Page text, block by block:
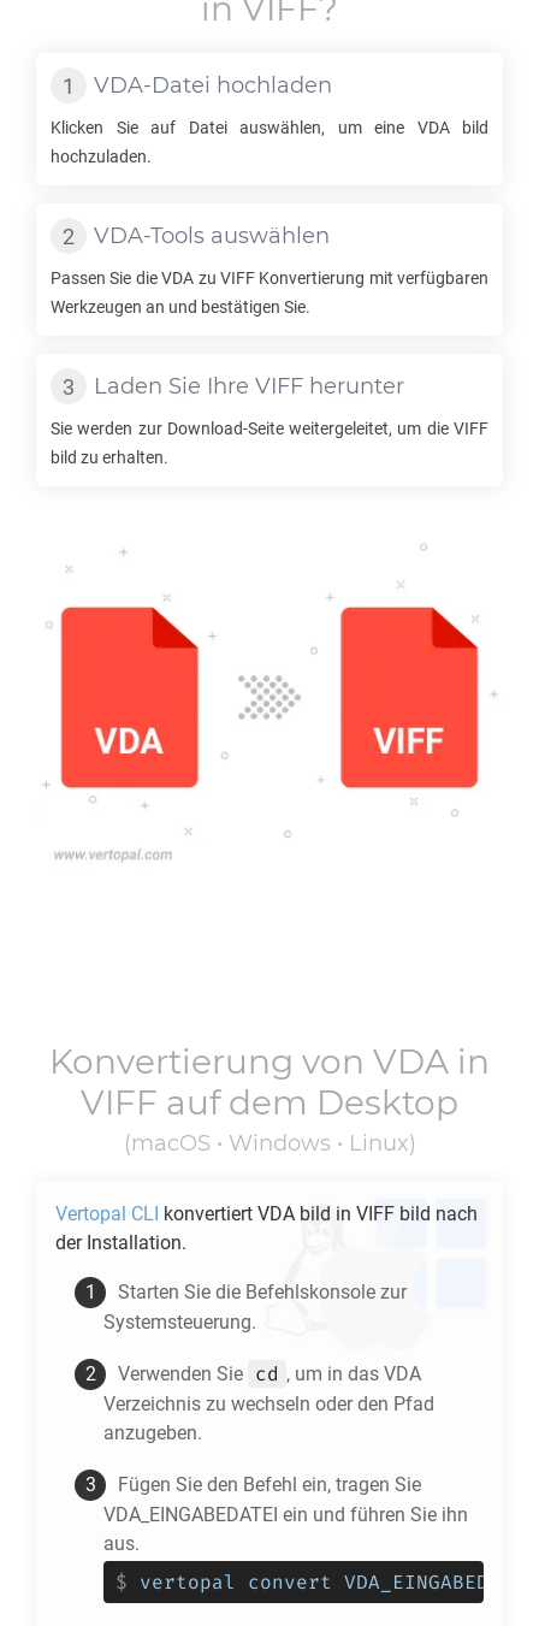
in VIFF?
VDA-Datei hochladen
Klicken Sie auf Datei auswählen, um eine VDAbild
hochzuladen.
VDA-Tools auswählen
Passen Sie dieVDA zu VIFFKonvertierung mit verfügbaren
Werkzeugen an und bestätigen Sie.
Laden Sie Ihre VIFF herunter
Sie werden zur Download-Seite weitergeleitet, um die VIFF
bild zu erhalten.
Konvertierung von VDA in
VIFF auf dem Desktop
(macOS • Windows • Linux)
Vertopal CLI konvertiert VDA bild in VIFF bild nach
der Installation.
Starten Sie die Befehlskonsole zur
Systemsteuerung.
Verwenden Sie cd , um in das VDA
Verzeichnis zu wechseln oder den Pfad
anzugeben.
Fügen Sie den Befehl ein, tragen Sie
VDA_EINGABEDATEI ein und führen Sie ihn
aus.
$ vertopal convert